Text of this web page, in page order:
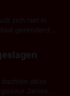
zich niet in
gerenderd en
ieder woord
dachten deze
James